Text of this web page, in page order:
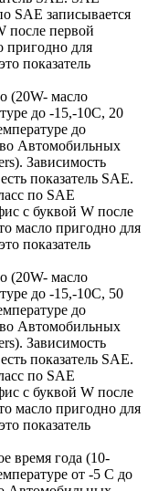
SAE записывается
после первой
пригодно для
показатель
(20W- масло
до -15,-10С, 20
до
Автомобильных
Зависимость
показатель SAE.
по SAE
с буквой W после
масло пригодно для
показатель
(20W- масло
до -15,-10С, 50
до
Автомобильных
Зависимость
показатель SAE.
по SAE
с буквой W после
масло пригодно для
показатель
время года (10-
от -5 С до